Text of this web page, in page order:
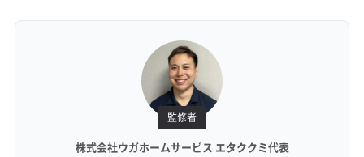
監修者
株式会社ウガホームサービス エタククミ代表